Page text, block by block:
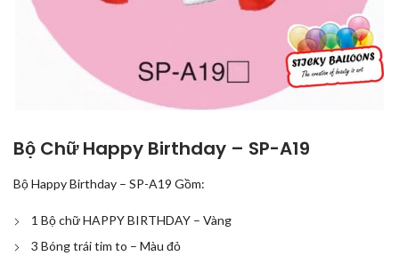
Bộ Chữ Happy Birthday – SP-A19
Bộ Happy Birthday – SP-A19 Gồm:
1 Bộ chữ HAPPY BIRTHDAY – Vàng
3 Bóng trái tim to – Màu đỏ